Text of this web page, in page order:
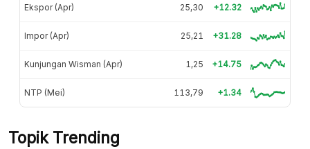
Ekspor (Apr) 25,30 +12.32
Impor (Apr) 25,21 +31.28
Kunjungan Wisman (Apr) 1,25 +14.75
NTP (Mei) 113,79 +1.34
Topik Trending